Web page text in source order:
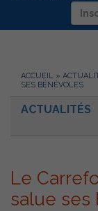
ACCUEIL »
SES BÉNÉVOLES
ACTUALITÉS
Le
salue ses